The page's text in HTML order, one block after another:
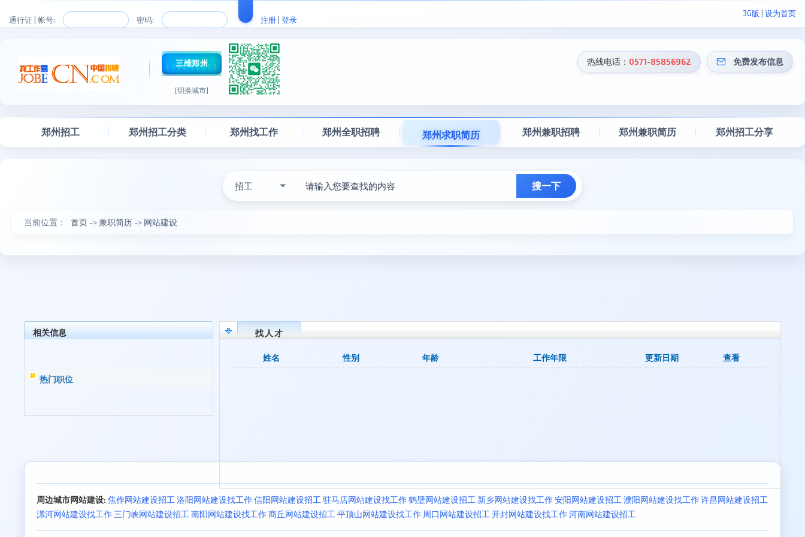
通行证 | 帐号: 密码: 注册 | 登录
3G版 设为首页
三维郑州
[切换城市]
热线电话： 0571-85856962 免费发布信息
郑州招工 郑州招工分类 郑州找工作 郑州全职招聘 郑州求职简历 郑州兼职招聘 郑州兼职简历 郑州招工分享
招工
当前位置： 首页 ->兼职简历 -> 网站建设
相关信息
热门职位
找人才
姓名 性别 年龄 工作年限 更新日期 查看
周边城市网站建设: 焦作网站建设招工 洛阳网站建设找工作信阳网站建设招工 驻马店网站建设找工作鹤壁网站建设招工 新乡网站建设找工作安阳网站建设招工 濮阳网站建设找工作许昌网站建设招工
漯河网站建设找工作 三门峡网站建设招工 南阳网站建设找工作商丘网站建设招工 平顶山网站建设找工作 周口网站建设招工 开封网站建设找工作河南网站建设招工